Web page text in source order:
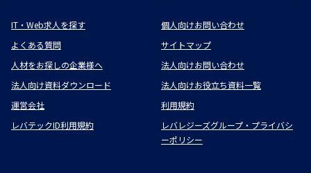
IT・Web求人を探す
個人向けお問い合わせ
よくある質問
サイトマップ
人材をお探しの企業様へ
法人向けお問い合わせ
法人向け資料ダウンロード
法人向けお役立ち資料一覧
運営会社
利用規約
レバテックID利用規約
レバレジーズグループ・プライバシ
ーポリシー